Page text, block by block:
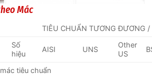
Mác
TIÊU CHUẨN TƯƠNG ĐƯƠNG /
Số
hiệu
AISI UNS
Other
US
tiêu chuẩn